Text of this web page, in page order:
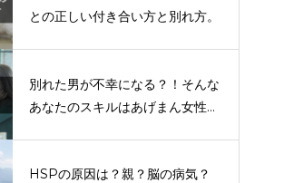
との正しい付き合い方と別れ方。
別れた男が不幸になる？！そんな
あなたのスキルはあげまん女性な
HSPの原因は？親？脳の病気？